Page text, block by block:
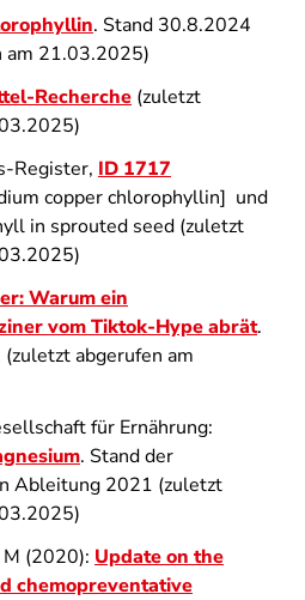
. Stand 30.8.2024
am 21.03.2025)
Recherche (zuletzt
Register, ID 1717
copper chlorophyllin] und
in sprouted seed (zuletzt
Warum ein
vom Tiktok-Hype abrät.
abgerufen am
für Ernährung:
. Stand der
Ableitung 2021 (zuletzt
M (2020): Update on the
chemopreventative